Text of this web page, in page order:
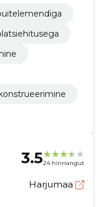
3.524 hinnangut
Harjumaa